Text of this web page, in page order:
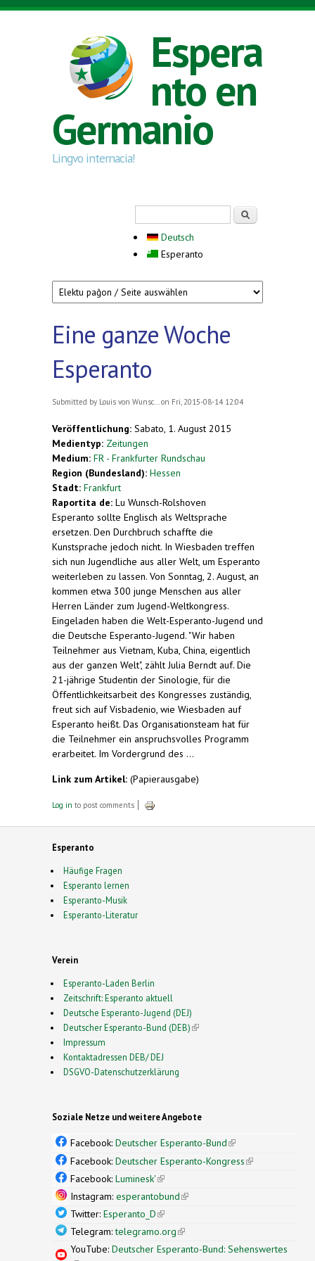
Skip to main content
Espera
nto en
Germanio
Lingvo internacia!
Deutsch
Esperanto
Eine ganze Woche
Esperanto
Submitted by Louis von Wunsc... on Fri, 2015-08-14 12:04
Veröffentlichung: Sabato, 1. August 2015
Medientyp: Zeitungen
Medium: FR - Frankfurter Rundschau
Region (Bundesland): Hessen
Stadt: Frankfurt
Raportita de: Lu Wunsch-Rolshoven
Esperanto sollte Englisch als Weltsprache
ersetzen. Den Durchbruch schaffte die
Kunstsprache jedoch nicht. In Wiesbaden treffen
sich nun Jugendliche aus aller Welt, um Esperanto
weiterleben zu lassen. Von Sonntag, 2. August, an
kommen etwa 300 junge Menschen aus aller
Herren Länder zum Jugend-Weltkongress.
Eingeladen haben die Welt-Esperanto-Jugend und
die Deutsche Esperanto-Jugend. "Wir haben
Teilnehmer aus Vietnam, Kuba, China, eigentlich
aus der ganzen Welt", zählt Julia Berndt auf. Die
21-jährige Studentin der Sinologie, für die
Öffentlichkeitsarbeit des Kongresses zuständig,
freut sich auf Visbadenio, wie Wiesbaden auf
Esperanto heißt. Das Organisationsteam hat für
die Teilnehmer ein anspruchsvolles Programm
erarbeitet. Im Vordergrund des ...
Link zum Artikel: (Papierausgabe)
Log in to post comments
Esperanto
Häufige Fragen
Esperanto lernen
Esperanto-Musik
Esperanto-Literatur
Verein
Esperanto-Laden Berlin
Zeitschrift: Esperanto aktuell
Deutsche Esperanto-Jugend (DEJ)
Deutscher Esperanto-Bund (DEB)(link is external)
Impressum
Kontaktadressen DEB/ DEJ
DSGVO-Datenschutzerklärung
Soziale Netze und weitere Angebote
Facebook: Deutscher Esperanto-Bund(link is
external)
Facebook: Deutscher Esperanto-Kongress(link is
Facebook: Luminesk'(link is external)
Instagram: esperantobund(link is external)
Twitter: Esperanto_D(link is external)
Telegram:telegramo.org(link is external)
YouTube: Deutscher Esperanto-Bund: Sehenswertes